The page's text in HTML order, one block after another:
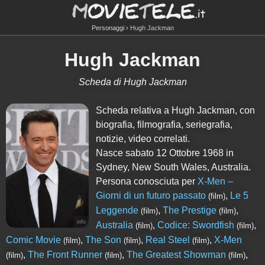
Personaggi Hugh Jackman
Hugh Jackman
Scheda di Hugh Jackman
info
Scheda relativa a Hugh Jackman, con
biografia, filmografia, seriegrafia,
notizie, video correlati.
Nasce sabato 12 Ottobre 1968 in
Sydney, New South Wales, Australia.
Persona conosciuta per X-Men –
Giorni di un futuro passato (film), Le 5
Leggende (film),The Prestige (film),
Australia (film),Codice: Swordfish (film),
Comic Movie (film), The Son (film), Real Steel (film), X-Men
(film), The Front Runner (film), The Greatest Showman (film),